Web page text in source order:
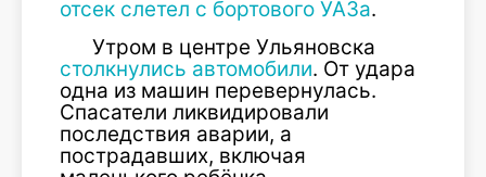
отсек слетел с бортового УАЗа.
Утром в центре Ульяновска
столкнулись автомобили. От удара
одна из машин перевернулась.
Спасатели ликвидировали
последствия аварии, а
пострадавших, включая